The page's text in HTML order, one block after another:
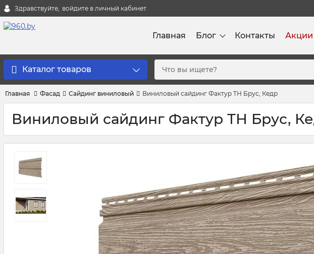
Здравствуйте, войдите в личный кабинет
Главная Блог Контакты Акции
Каталог товаров
Главная Фасад Сайдинг виниловый Виниловый сайдинг Фактур ТН Брус, Кедр
Виниловый сайдинг Фактур ТН Брус,